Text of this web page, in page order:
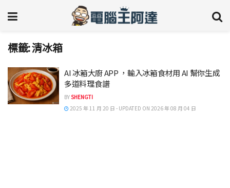
標籤:清冰箱
AI 冰箱大廚 APP ，輸入冰箱食材用 AI 幫你生成
多道料理食譜
BYSHENGTI
2025 年 11 月 20 日 - UPDATED ON 2026 年 08 月 04 日